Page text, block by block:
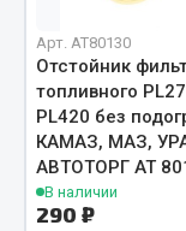
Фитинги
Штуцеры
Весь раздел
Инструмент
Арт. AT80130
Отстойник
топливного
PL420 без
КАМАЗ, МАЗ,
АВТОТОРГ АТ
В наличии
290 ₽